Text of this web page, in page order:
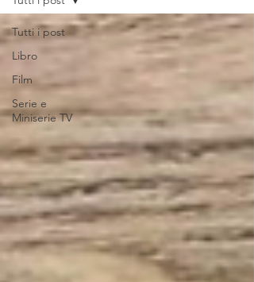
Tutti i post
Libro
Film
Serie e
Miniserie TV